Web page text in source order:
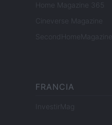
Home Magazine 365
Cineverse Magazine
SecondHomeMagazine
FRANCIA
InvestirMag